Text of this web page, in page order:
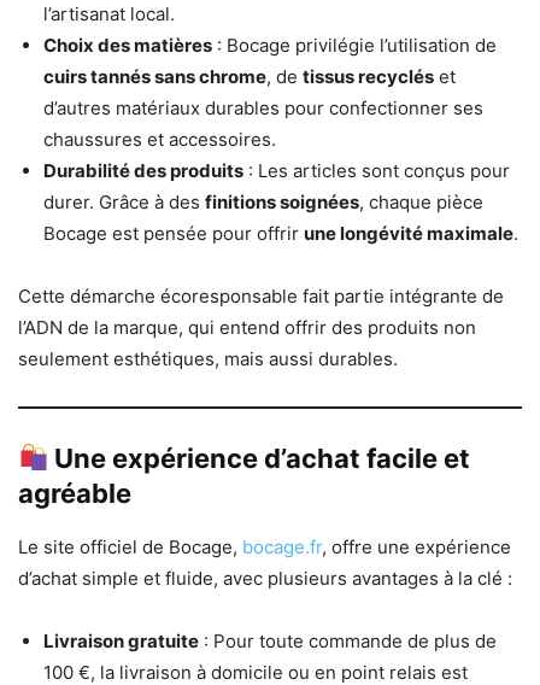
l’artisanat local.
Choix des matières : Bocage privilégie l’utilisation de
cuirs tannés sans chrome, de tissus recyclés et
d’autres matériaux durables pour confectionner ses
chaussures et accessoires.
Durabilité des produits : Les articles sont conçus pour
durer. Grâce à des finitions soignées, chaque pièce
Bocage est pensée pour offrir une longévité maximale.
Cette démarche écoresponsable fait partie intégrante de
l’ADN de la marque, qui entend offrir des produits non
seulement esthétiques, mais aussi durables.
Une expérience d’achat facile et
agréable
Le site officiel de Bocage, bocage.fr, offre une expérience
d’achat simple et fluide, avec plusieurs avantages à la clé :
Livraison gratuite : Pour toute commande de plus de
100 €, la livraison à domicile ou en point relais est